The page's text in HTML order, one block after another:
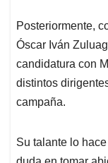
Posteriormente,
Óscar Iván
candidatura con
distintos
campaña.
Su talante lo